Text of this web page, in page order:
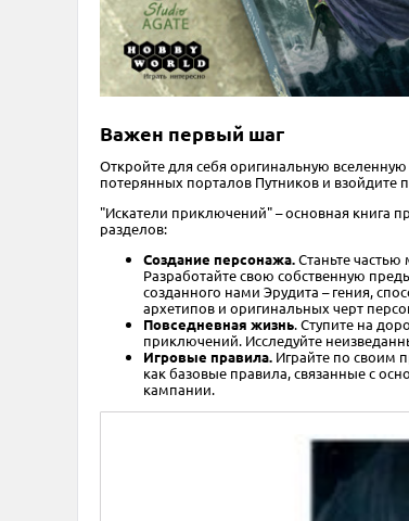
Важен первый шаг
Откройте для себя оригинальную
потерянных порталов Путников и взойдите
"Искатели приключений" – основная книга
разделов:
Создание персонажа.Станьте
Разработайте свою собственную
созданного нами Эрудита – гения,
архетипов и оригинальных черт
Повседневная жизнь. Ступите на
приключений. Исследуйте
Игровые правила. Играйте по своим
как базовые правила, связанные с
кампании.